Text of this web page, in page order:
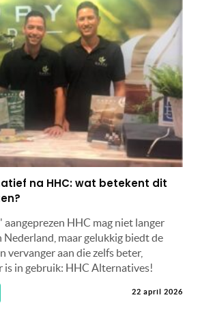
na HHC: wat betekent dit
aangeprezen HHC mag niet langer
maar gelukkig biedt de
vervanger aan die zelfs beter,
is in gebruik: HHC Alternatives!
22 april 2026